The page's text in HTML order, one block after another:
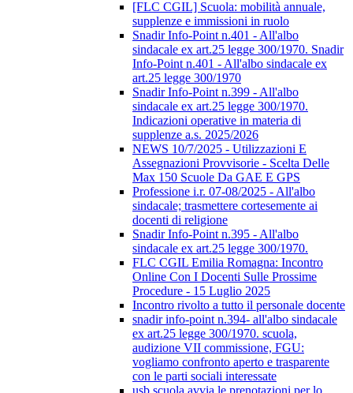
[FLC CGIL] Scuola: mobilità annuale,
supplenze e immissioni in ruolo
Snadir Info-Point n.401 - All'albo
sindacale ex art.25 legge 300/1970. Snadir
Info-Point n.401 - All'albo sindacale ex
art.25 legge 300/1970
Snadir Info-Point n.399 - All'albo
sindacale ex art.25 legge 300/1970.
Indicazioni operative in materia di
supplenze a.s. 2025/2026
NEWS 10/7/2025 - Utilizzazioni E
Assegnazioni Provvisorie - Scelta Delle
Max 150 Scuole Da GAE E GPS
Professione i.r. 07-08/2025 - All'albo
sindacale; trasmettere cortesemente ai
docenti di religione
Snadir Info-Point n.395 - All'albo
sindacale ex art.25 legge 300/1970.
FLC CGIL Emilia Romagna: Incontro
Online Con I Docenti Sulle Prossime
Procedure - 15 Luglio 2025
Incontro rivolto a tutto il personale docente
snadir info-point n.394- all'albo sindacale
ex art.25 legge 300/1970. scuola,
audizione VII commissione, FGU:
vogliamo confronto aperto e trasparente
con le parti sociali interessate